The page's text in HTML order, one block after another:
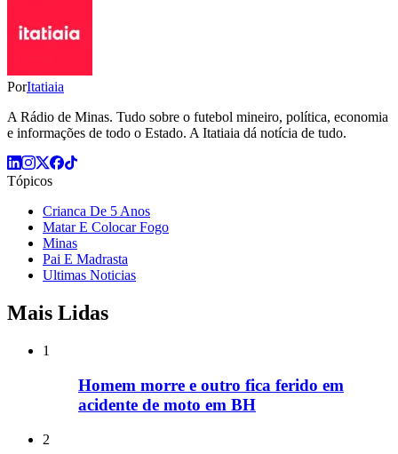
PorItatiaia
A Rádio de Minas. Tudo sobre o futebol mineiro, política, economia
e informações de todo o Estado. A Itatiaia dá notícia de tudo.
Tópicos
Crianca De 5 Anos
Matar E Colocar Fogo
Minas
Pai E Madrasta
Ultimas Noticias
Mais Lidas
1
Homem morre e outro fica ferido em
acidente de moto em BH
2